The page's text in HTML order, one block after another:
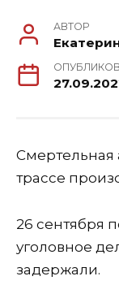
АВТОР
Смертельная
трассе
26 сентября
уголовное
задержали.